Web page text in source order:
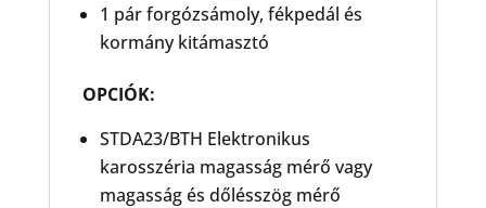
1 pár forgózsámoly, fékpedál és
kormány kitámasztó
OPCIÓK:
STDA23/BTH Elektronikus
karosszéria magasság mérő vagy
magasság és dőlésszög mérő